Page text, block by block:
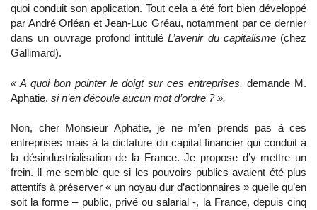
quoi conduit son application. Tout cela a été fort bien développé
par André Orléan et Jean-Luc Gréau, notamment par ce dernier
dans un ouvrage profond intituléL’avenir du capitalisme(chez
Gallimard).
« A quoi bon pointer le doigt sur ces entreprises, demande M.
Aphatie, si n’en découle aucun mot d’ordre ? ».
Non, cher Monsieur Aphatie, je ne m’en prends pas à ces
entreprises mais à la dictature du capital financier qui conduit à
la désindustrialisation de la France. Je propose d’y mettre un
frein. Il me semble que si les pouvoirs publics avaient été plus
attentifs à préserver « un noyau dur d’actionnaires » quelle qu’en
soit la forme – public, privé ou salarial -, la France, depuis cinq